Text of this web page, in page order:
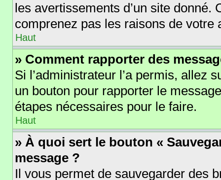
les avertissements d’un site donné.
comprenez pas les raisons de votre
Haut
» Comment rapporter des
Si l’administrateur l’a permis, allez
un bouton pour rapporter le
étapes nécessaires pour le faire.
Haut
» À quoi sert le bouton «
message ?
Il vous permet de sauvegarder des